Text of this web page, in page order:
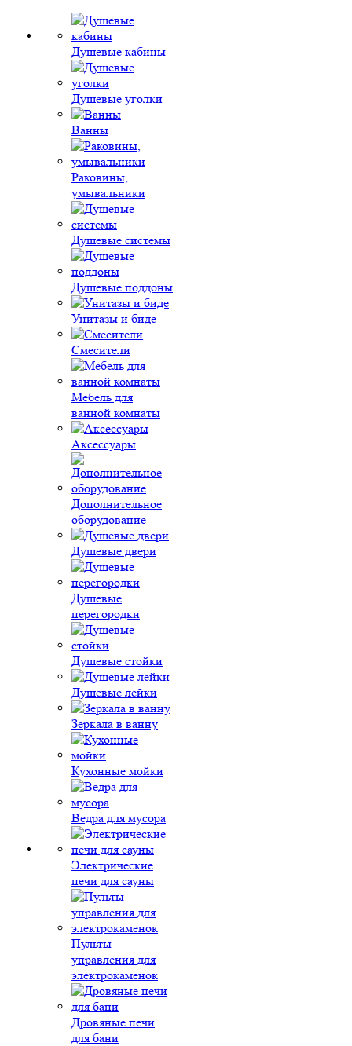
Душевые кабины
Душевые уголки
Ванны
Раковины,
умывальники
Душевые системы
Душевые поддоны
Унитазы и биде
Смесители
Мебель для
ванной комнаты
Аксессуары
Дополнительное
оборудование
Душевые двери
Душевые
перегородки
Душевые стойки
Душевые лейки
Зеркала в ванну
Кухонные мойки
Ведра для мусора
Электрические
печи для сауны
Пульты
управления для
электрокаменок
Дровяные печи
для бани